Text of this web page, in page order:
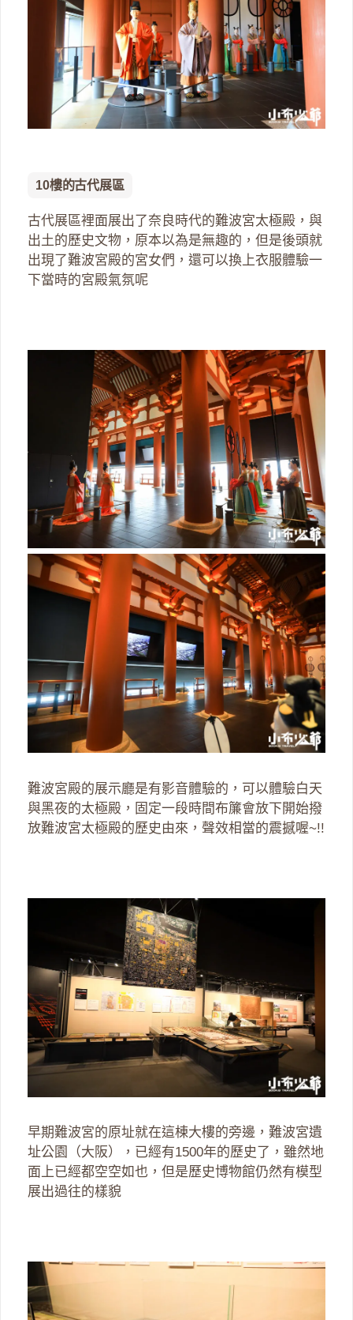
10樓的古代展區
古代展區裡面展出了奈良時代的難波宮太極殿，與
出土的歷史文物，原本以為是無趣的，但是後頭就
出現了難波宮殿的宮女們，還可以換上衣服體驗一
下當時的宮殿氣氛呢
難波宮殿的展示廳是有影音體驗的，可以體驗白天
與黑夜的太極殿，固定一段時間布簾會放下開始撥
放難波宮太極殿的歷史由來，聲效相當的震撼喔~!!
早期難波宮的原址就在這棟大樓的旁邊，難波宮遺
址公園（大阪），已經有1500年的歷史了，雖然地
面上已經都空空如也，但是歷史博物館仍然有模型
展出過往的樣貌